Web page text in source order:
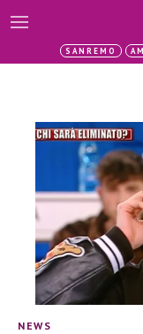
SANREMO
NEWS